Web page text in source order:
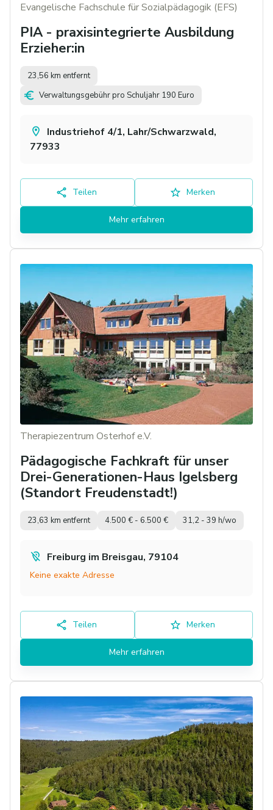
Evangelische Fachschule für Sozialpädagogik (EFS)
PIA - praxisintegrierte Ausbildung
Erzieher:in
23,56 km entfernt
Verwaltungsgebühr pro Schuljahr 190 Euro
Industriehof 4/1, Lahr/Schwarzwald,
77933
Teilen Merken
Mehr erfahren
Therapiezentrum Osterhof e.V.
Pädagogische Fachkraft für unser
Drei-Generationen-Haus Igelsberg
(Standort Freudenstadt!)
23,63 km entfernt 4.500 € - 6.500 € 31,2 - 39 h/wo
Freiburg im Breisgau, 79104
Keine exakte Adresse
Teilen Merken
Mehr erfahren